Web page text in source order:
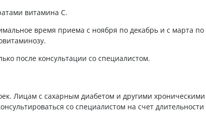
витамина С.
время приема с ноября по декабрь и с марта
после консультации со специалистом.
Лицам с сахарным диабетом и другими
со специалистом на счет